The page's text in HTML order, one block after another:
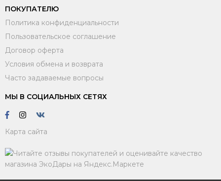
ПОКУПАТЕЛЮ
Политика конфиденциальности
Пользовательское соглашение
Договор оферта
Условия обмена и возврата
Часто задаваемые вопросы
МЫ В СОЦИАЛЬНЫХ СЕТЯХ
Карта сайта